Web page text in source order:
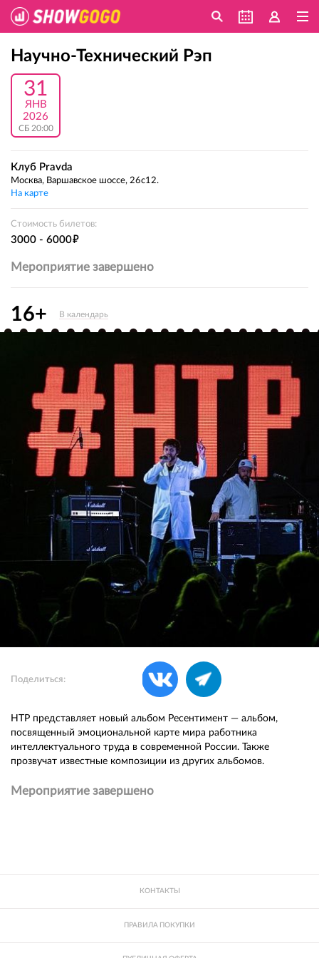
Научно-Технический Рэп
31
ЯНВ
2026
СБ 20:00
Клуб Pravda
Москва, Варшавское шоссе, 26с12.
На карте
Стоимость билетов:
3000 - 6000е
Мероприятие завершено
16+ В календарь
Поделиться:
НТР представляет новый альбом Ресентимент — альбом,
посвященный эмоциональной карте мира работника
интеллектуального труда в современной России. Также
прозвучат известные композиции из других альбомов.
Мероприятие завершено
КОНТАКТЫ
ПРАВИЛА ПОКУПКИ